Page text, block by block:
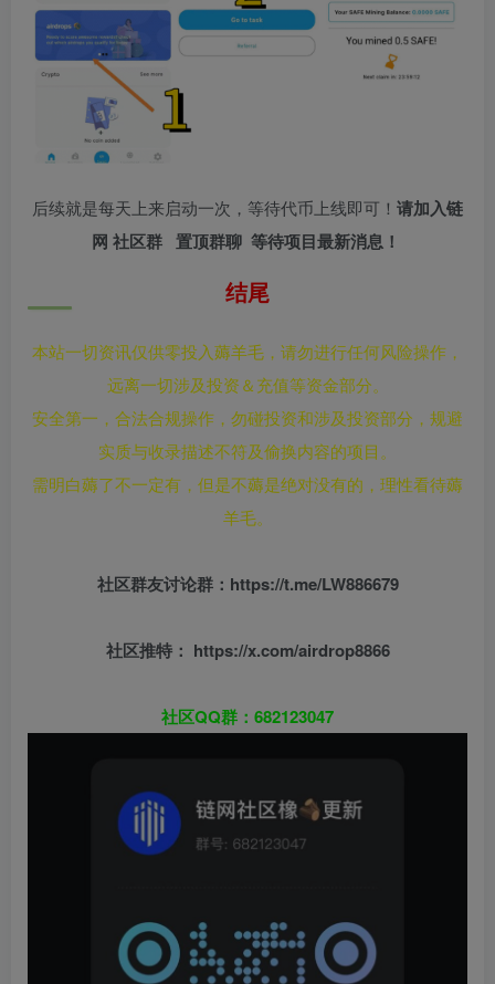
后续就是每天上来启动一次，等待代币上线即可！ 请加入链
网 社区群 置顶群聊 等待项目最新消息！
结尾
本站一切资讯仅供零投入薅羊毛，请勿进行任何风险操作，
远离一切涉及投资＆充值等资金部分。
安全第一，合法合规操作，勿碰投资和涉及投资部分，规避
实质与收录描述不符及偷换内容的项目。
需明白薅了不一定有，但是不薅是绝对没有的，理性看待薅
羊毛。
社区群友讨论群： https://t.me/LW886679
社区推特： https://x.com/airdrop8866
社区QQ群：682123047